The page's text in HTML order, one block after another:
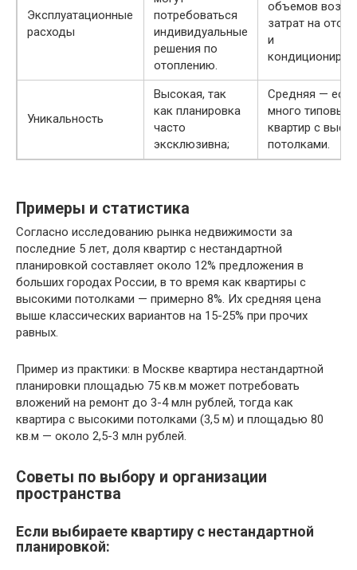
Эксплуатационные
расходы
потребоваться
индивидуальные
решения по
отоплению.
объемов
затрат на
и
Уникальность
Высокая, так
как планировка
часто
эксклюзивна;
Средняя — есть
много типовых
квартир с
потолками.
Примеры и статистика
Согласно исследованию рынка недвижимости за
последние 5 лет, доля квартир с нестандартной
планировкой составляет около 12% предложения в
больших городах России, в то время как квартиры с
высокими потолками — примерно 8%. Их средняя цена
выше классических вариантов на 15-25% при прочих
равных.
Пример из практики: в Москве квартира нестандартной
планировки площадью 75 кв.м может потребовать
вложений на ремонт до 3-4 млн рублей, тогда как
квартира с высокими потолками (3,5 м) и площадью 80
кв.м — около 2,5-3 млн рублей.
Советы по выбору и организации
пространства
Если выбираете квартиру с нестандартной
планировкой: